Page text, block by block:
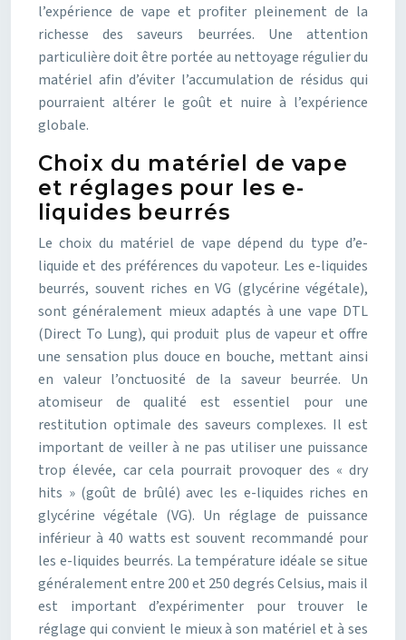
l’expérience de vape et profiter pleinement de la
richesse des saveurs beurrées. Une attention
particulière doit être portée au nettoyage régulier du
matériel afin d’éviter l’accumulation de résidus qui
pourraient altérer le goût et nuire à l’expérience
globale.
Choix du matériel de vape
et réglages pour les e-
liquides beurrés
Le choix du matériel de vape dépend du type d’e-
liquide et des préférences du vapoteur. Les e-liquides
beurrés, souvent riches en VG (glycérine végétale),
sont généralement mieux adaptés à une vape DTL
(Direct To Lung), qui produit plus de vapeur et offre
une sensation plus douce en bouche, mettant ainsi
en valeur l’onctuosité de la saveur beurrée. Un
atomiseur de qualité est essentiel pour une
restitution optimale des saveurs complexes. Il est
important de veiller à ne pas utiliser une puissance
trop élevée, car cela pourrait provoquer des « dry
hits » (goût de brûlé) avec les e-liquides riches en
glycérine végétale (VG). Un réglage de puissance
inférieur à 40 watts est souvent recommandé pour
les e-liquides beurrés. La température idéale se situe
généralement entre 200 et 250 degrés Celsius, mais il
est important d’expérimenter pour trouver le
réglage qui convient le mieux à son matériel et à ses